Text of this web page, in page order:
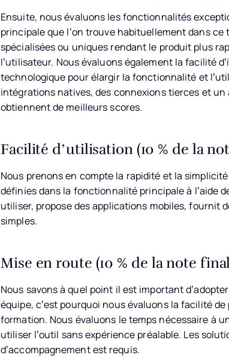
Ensuite, nous évaluons les fonctionnalités
principale que l’on trouve habituellement dans
spécialisées ou uniques rendant le produit plus
l’utilisateur. Nous évaluons également la facilité
technologique pour élargir la fonctionnalité et
intégrations natives, des connexions tierces et
obtiennent de meilleurs scores.
Facilité d’utilisation (10 % de la
Nous prenons en compte la rapidité et la
définies dans la fonctionnalité principale à l’aide
utiliser, propose des applications mobiles, fournit
simples.
Mise en route (10 % de la note
Nous savons à quel point il est important
équipe, c’est pourquoi nous évaluons la facilité
formation. Nous évaluons le temps nécessaire à
utiliser l’outil sans expérience préalable. Les
d’accompagnement est requis.